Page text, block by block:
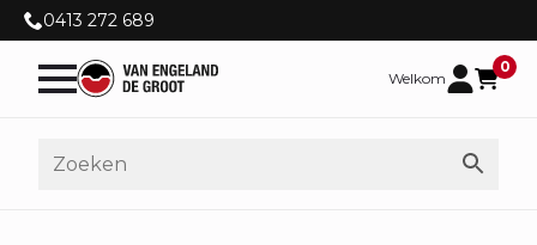
0413 272 689
Welkom
0